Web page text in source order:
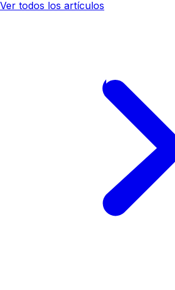
Ver todos los artículos